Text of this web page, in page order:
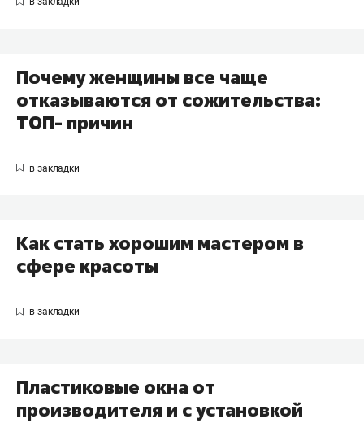
Почему женщины все чаще
отказываются от сожительства:
ТОП- причин
Как стать хорошим мастером в
сфере красоты
Пластиковые окна от
производителя и с установкой